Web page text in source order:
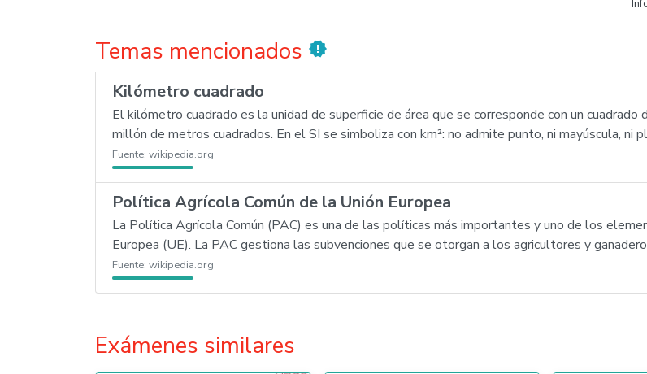
Temas mencionados new_releases
Kilómetro cuadrado
El kilómetro cuadrado es la unidad de superficie de área que se corresponde con un
millón de metros cuadrados. En el SI se simboliza con km²: no admite punto, ni mayúscula,
Fuente: wikipedia.org
Política Agrícola Común de la Unión Europea
La Política Agrícola Común (PAC) es una de las políticas más importantes y uno de los
Europea (UE). La PAC gestiona las subvenciones que se otorgan a los agricultores y
Fuente: wikipedia.org
Exámenes similares